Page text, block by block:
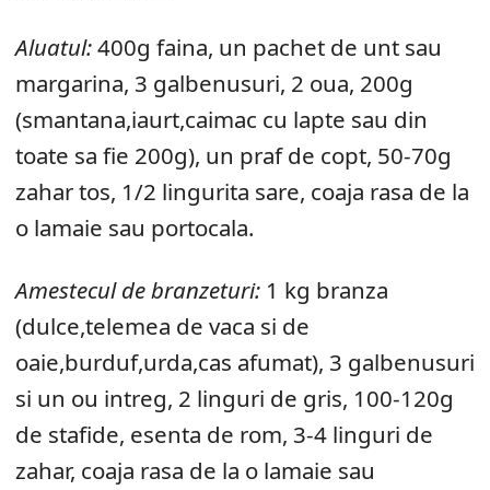
Aluatul:400g faina, un pachet de unt sau
margarina, 3 galbenusuri, 2 oua, 200g
(smantana,iaurt,caimac cu lapte sau din
toate sa fie 200g), un praf de copt, 50-70g
zahar tos, 1/2 lingurita sare, coaja rasa de la
o lamaie sau portocala.
Amestecul de branzeturi: 1 kg branza
(dulce,telemea de vaca si de
oaie,burduf,urda,cas afumat), 3 galbenusuri
si un ou intreg, 2 linguri de gris, 100-120g
de stafide, esenta de rom, 3-4 linguri de
zahar, coaja rasa de la o lamaie sau